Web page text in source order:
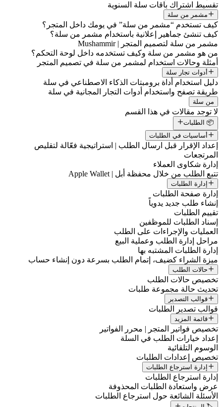
تقسيط اشتراك باقات سلة السنوية
مشمر من سلة
كيف تستخدم “مشمر من سلة” في يومك داخل المتجر؟
كيف تنشئ جماهير إعلانية باستخدام مشمر من سلة؟
مشمر من سلة لتصميم المتجر | Mushammir
من هو مشمر من سلة وكيف تستخدمه داخل لوحة التحكم؟
أمثلة وحالات استخدام لمشمر من سلة في تصميم المتجر
أدوات تجار سلة
دليل استخدام أداة برومبتات الذكاء الاصطناعي في سلة
طريقة تصفح واستخدام أدوات التجار المجانية في سلة
من سلة
لا توجد مقالات في هذا القسم
📦 الطلبات
أساسيات في الطلبات
إعداد الإقرار قبل ارسال الطلب | استراتيجية فعّالة لتقليص
المرتجعات
إدارة شكاوى العملاء
تتبع الطلب من خلال محفظة أبل | Apple Wallet
إدارة الطلبات
إدارة صفحة الطلبات
إنشاء طلب جديد يدوياً
تقييم الطلبات
إسناد الطلبات للموظفين
العمليات والإجراءات على الطلب
مراحل إدارة الطلب وعملية البيع
إدارة الطلبات المشتبه بها
ميزة الشراء كضيف، إتمام الطلب بسرعة دون إنشاء حساب
حالات الطلب
تخصيص حالات الطلب
تحديث حالة مجموعة طلبات
قوالب التصدير
قوالب تصدير الطلبات
قائمة المزيد
تخصيص فواتير المتجر | محرر الفواتير
إعداد خيارات الطلب في السلة
الوسوم التلقائية
تخصيص إعدادات الطلبات
إدارة استرجاع الطلبات
إدارة استرجاع الطلبات
عرض واستعادة الطلبات المحذوفة
الأسئلة الشائعة حول استرجاع الطلبات